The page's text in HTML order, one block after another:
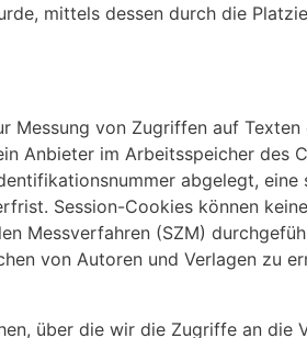
mittels dessen durch die
Messung von Zugriffen auf
Anbieter im Arbeitsspeicher des
abgelegt, eine
Session-Cookies können
Messverfahren (SZM)
von Autoren und Verlagen zu
über die wir die Zugriffe an die